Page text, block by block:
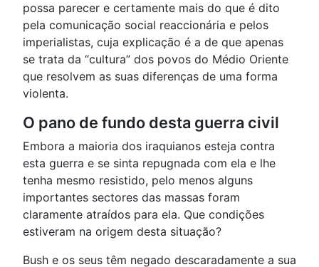
possa parecer e certamente mais do que é dito
pela comunicação social reaccionária e pelos
imperialistas, cuja explicação é a de que apenas
se trata da “cultura” dos povos do Médio Oriente
que resolvem as suas diferenças de uma forma
violenta.
O pano de fundo desta guerra civil
Embora a maioria dos iraquianos esteja contra
esta guerra e se sinta repugnada com ela e lhe
tenha mesmo resistido, pelo menos alguns
importantes sectores das massas foram
claramente atraídos para ela. Que condições
estiveram na origem desta situação?
Bush e os seus têm negado descaradamente a sua